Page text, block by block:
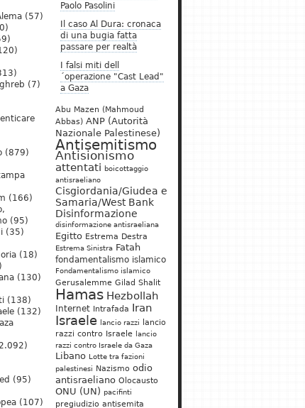
Paolo Pasolini
Il caso Al Dura: cronaca
di una bugia fatta
passare per realtà
I falsi miti dell
´operazione "Cast Lead"
a Gaza
Abu Mazen (Mahmoud
Abbas) ANP (Autorità
Nazionale Palestinese)
Antisemitismo
Antisionismo
attentati boicottaggio
antisraeliano
Cisgiordania/Giudea e
Samaria/West Bank
Disinformazione
disinformazione antisraeliana
Egitto Estrema Destra
Estrema Sinistra Fatah
fondamentalismo islamico
Fondamentalismo islamico
Gerusalemme Gilad Shalit
Hamas Hezbollah
Internet Intrafada Iran
Israele lancio razzi
lancio
razzi contro Israele lancio
razzi contro Israele da Gaza
Libano Lotte tra fazioni
palestinesi Nazismo odio
antisraeliano Olocausto
ONU (UN) pacifinti
pregiudizio antisemita
(57)
(7)
(879)
(166)
(95)
(35)
(18)
(130)
(138)
(132)
(95)
(107)